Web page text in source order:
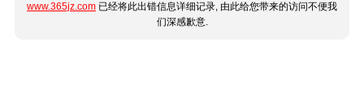
www.365jz.com 已经将此出错信息详细记录, 由此给您带来的访问不便我
们深感歉意.